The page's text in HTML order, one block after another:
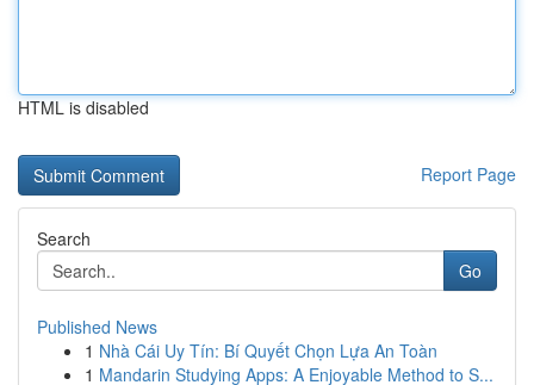
HTML is disabled
Report Page
Search
Go
Published News
1 Nhà Cái Uy Tín: Bí Quyết Chọn Lựa An Toàn
1 Mandarin Studying Apps: A Enjoyable Method to S...